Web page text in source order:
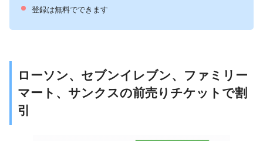
登録は無料でできます
ローソン、セブンイレブン、ファミリー
マート、サンクスの前売りチケットで割
引